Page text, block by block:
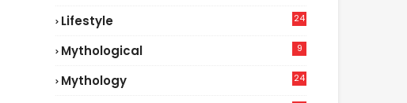
Lifestyle
24
Mythological 9
Mythology 24